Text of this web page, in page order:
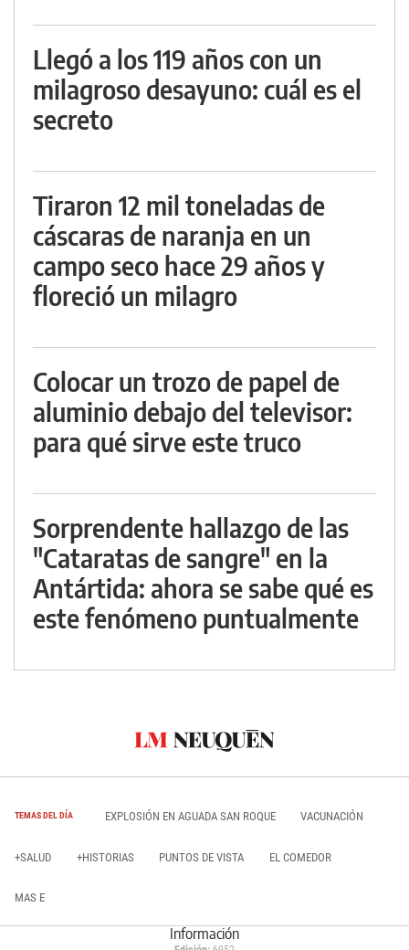
Llegó a los 119 años con un
milagroso desayuno: cuál es el
secreto
Tiraron 12 mil toneladas de
cáscaras de naranja en un
campo seco hace 29 años y
floreció un milagro
Colocar un trozo de papel de
aluminio debajo del televisor:
para qué sirve este truco
Sorprendente hallazgo de las
"Cataratas de sangre" en la
Antártida: ahora se sabe qué es
este fenómeno puntualmente
TEMAS DEL DÍA EXPLOSIÓN EN AGUADA SAN ROQUE VACUNACIÓN
+SALUD +HISTORIAS PUNTOS DE VISTA EL COMEDOR
MAS E
Información